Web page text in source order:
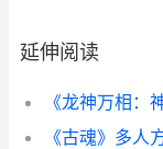
延伸阅读
《龙神万相：